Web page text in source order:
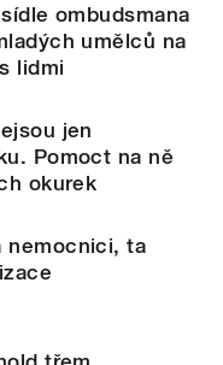
ombudsmana
umělců na
lidmi
jen
Pomoct na ně
okurek
nemocnici, ta